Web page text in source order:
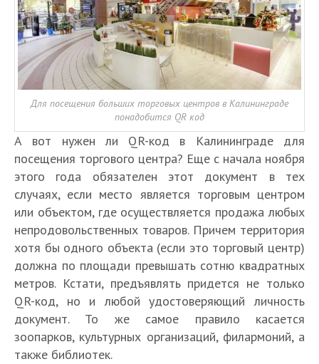
Для посещения больших торговых центров в Калининграде
понадобится QR код
А вот нужен ли QR-код в Калининграде для
посещения торгового центра? Еще с начала ноября
этого года обязателен этот документ в тех
случаях, если место является торговым центром
или объектом, где осуществляется продажа любых
непродовольственных товаров. Причем территория
хотя бы одного объекта (если это торговый центр)
должна по площади превышать сотню квадратных
метров. Кстати, предъявлять придется не только
QR-код, но и любой удостоверяющий личность
документ. То же самое правило касается
зоопарков, культурных организаций, филармоний, а
также библиотек.